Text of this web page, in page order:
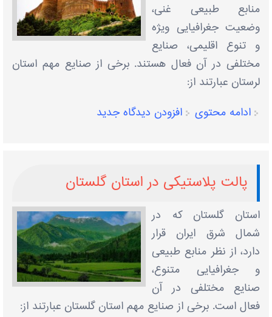
منابع طبیعی غنی،
وضعیت جغرافیایی ویژه
و تنوع اقلیمی، صنایع
مختلفی در آن فعال هستند. برخی از صنایع مهم استان
لرستان عبارتند از:
ادامه محتوی
افزودن دیدگاه جدید
پالت پلاستیکی در استان گلستان
استان گلستان که در
شمال شرق ایران قرار
دارد، از نظر منابع طبیعی
و جغرافیایی متنوع،
صنایع مختلفی در آن
فعال است. برخی از صنایع مهم استان گلستان عبارتند از: